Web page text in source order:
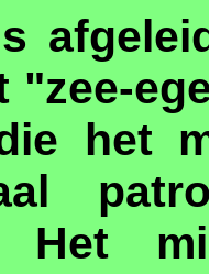
"zee-
het
Het